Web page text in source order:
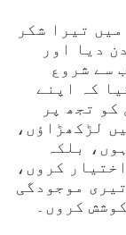
تیرا شکر
دیا اور
سے شروع
کہ اپنے
تجھ پر
لڑکھڑاؤں،
بلکہ
کروں،
موجودگی
کروں۔